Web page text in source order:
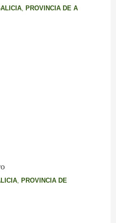
, PROVINCIA DE A
, PROVINCIA DE